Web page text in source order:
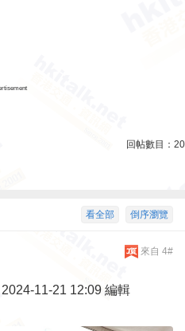
回帖數目： 20
倒序瀏覽
看全部
來自 4#
11-21 12:09 編輯